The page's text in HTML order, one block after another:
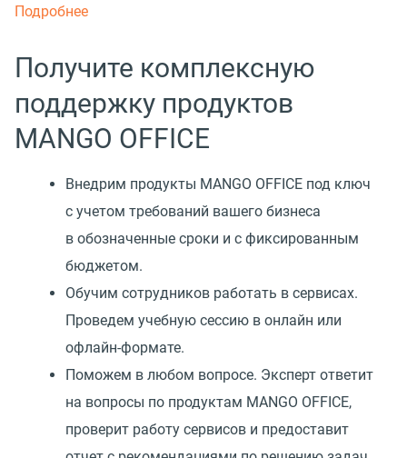
Подробнее
Получите комплексную
поддержку продуктов
MANGO OFFICE
Внедрим продукты MANGO OFFICE под ключ
с учетом требований вашего бизнеса
в обозначенные сроки и с фиксированным
бюджетом.
Обучим сотрудников работать в сервисах.
Проведем учебную сессию в онлайн или
офлайн-формате.
Поможем в любом вопросе. Эксперт ответит
на вопросы по продуктам MANGO OFFICE,
проверит работу сервисов и предоставит